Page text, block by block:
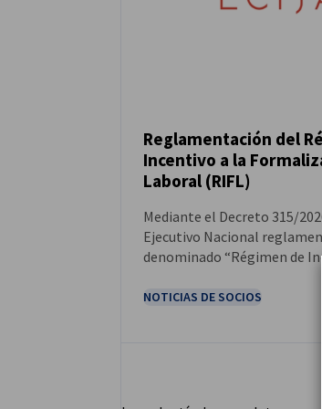
NOTICIAS
Reglamentación del
Incentivo a la
Laboral (RIFL)
Mediante el Decreto 315/
Ejecutivo Nacional
denominado “Régimen de
Formalización Laboral”,
de Modernización Laboral”
NOTICIAS DE SOCIOS